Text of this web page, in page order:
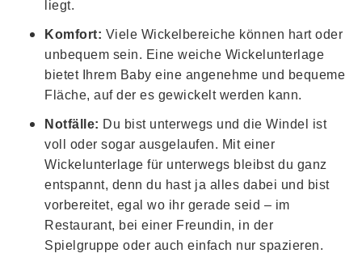
liegt.
Komfort: Viele Wickelbereiche können hart oder
unbequem sein. Eine weiche Wickelunterlage
bietet Ihrem Baby eine angenehme und bequeme
Fläche, auf der es gewickelt werden kann.
Notfälle: Du bist unterwegs und die Windel ist
voll oder sogar ausgelaufen. Mit einer
Wickelunterlage für unterwegs bleibst du ganz
entspannt, denn du hast ja alles dabei und bist
vorbereitet, egal wo ihr gerade seid – im
Restaurant, bei einer Freundin, in der
Spielgruppe oder auch einfach nur spazieren.